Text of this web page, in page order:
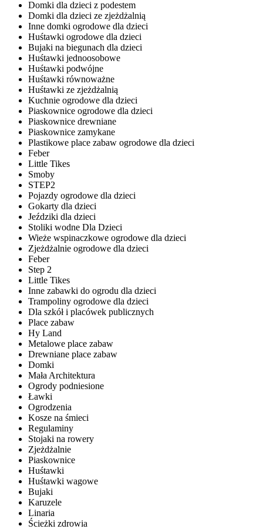
Domki dla dzieci z podestem
Domki dla dzieci ze zjeżdżalnią
Inne domki ogrodowe dla dzieci
Huśtawki ogrodowe dla dzieci
Bujaki na biegunach dla dzieci
Huśtawki jednoosobowe
Huśtawki podwójne
Huśtawki równoważne
Huśtawki ze zjeżdżalnią
Kuchnie ogrodowe dla dzieci
Piaskownice ogrodowe dla dzieci
Piaskownice drewniane
Piaskownice zamykane
Plastikowe place zabaw ogrodowe dla dzieci
Feber
Little Tikes
Smoby
STEP2
Pojazdy ogrodowe dla dzieci
Gokarty dla dzieci
Jeździki dla dzieci
Stoliki wodne Dla Dzieci
Wieże wspinaczkowe ogrodowe dla dzieci
Zjeżdżalnie ogrodowe dla dzieci
Feber
Step 2
Little Tikes
Inne zabawki do ogrodu dla dzieci
Trampoliny ogrodowe dla dzieci
Dla szkół i placówek publicznych
Place zabaw
Hy Land
Metalowe place zabaw
Drewniane place zabaw
Domki
Mała Architektura
Ogrody podniesione
Ławki
Ogrodzenia
Kosze na śmieci
Regulaminy
Stojaki na rowery
Zjeżdżalnie
Piaskownice
Huśtawki
Huśtawki wagowe
Bujaki
Karuzele
Linaria
Ścieżki zdrowia